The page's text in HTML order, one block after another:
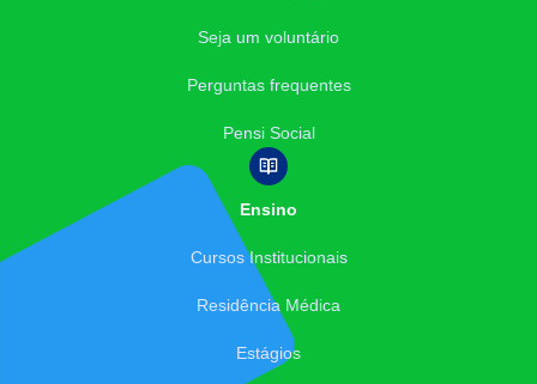
Seja um voluntário
Perguntas frequentes
Pensi Social
Ensino
Cursos Institucionais
Residência Médica
Estágios